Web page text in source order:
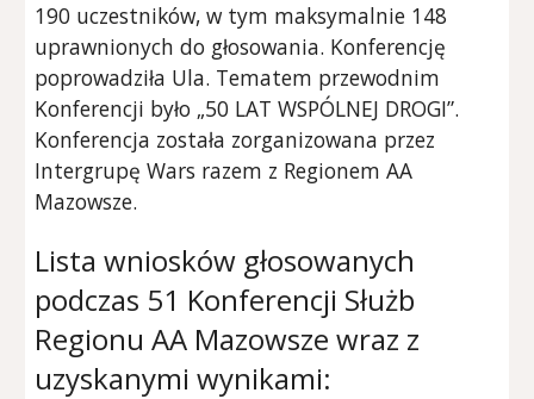
190 uczestników, w tym maksymalnie 148
uprawnionych do głosowania. Konferencję
poprowadziła Ula. Tematem przewodnim
Konferencji było „50 LAT WSPÓLNEJ DROGI”.
Konferencja została zorganizowana przez
IntergrupęWars razem z Regionem AA
Mazowsze.
Lista wniosków głosowanych
podczas 51 Konferencji Służb
Regionu AA Mazowsze wraz z
uzyskanymi wynikami: